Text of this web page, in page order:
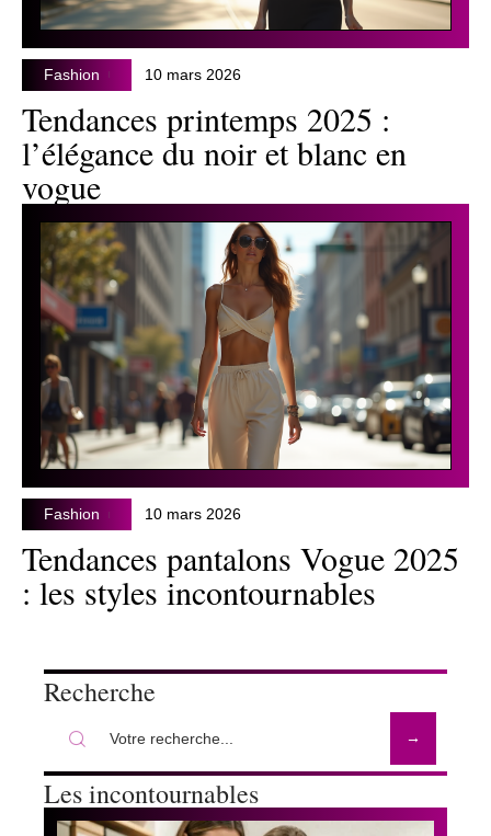
Fashion 10 mars 2026
Tendances printemps 2025 :
l’élégance du noir et blanc en
vogue
Fashion 10 mars 2026
Tendances pantalons Vogue 2025
: les styles incontournables
Recherche
Les incontournables